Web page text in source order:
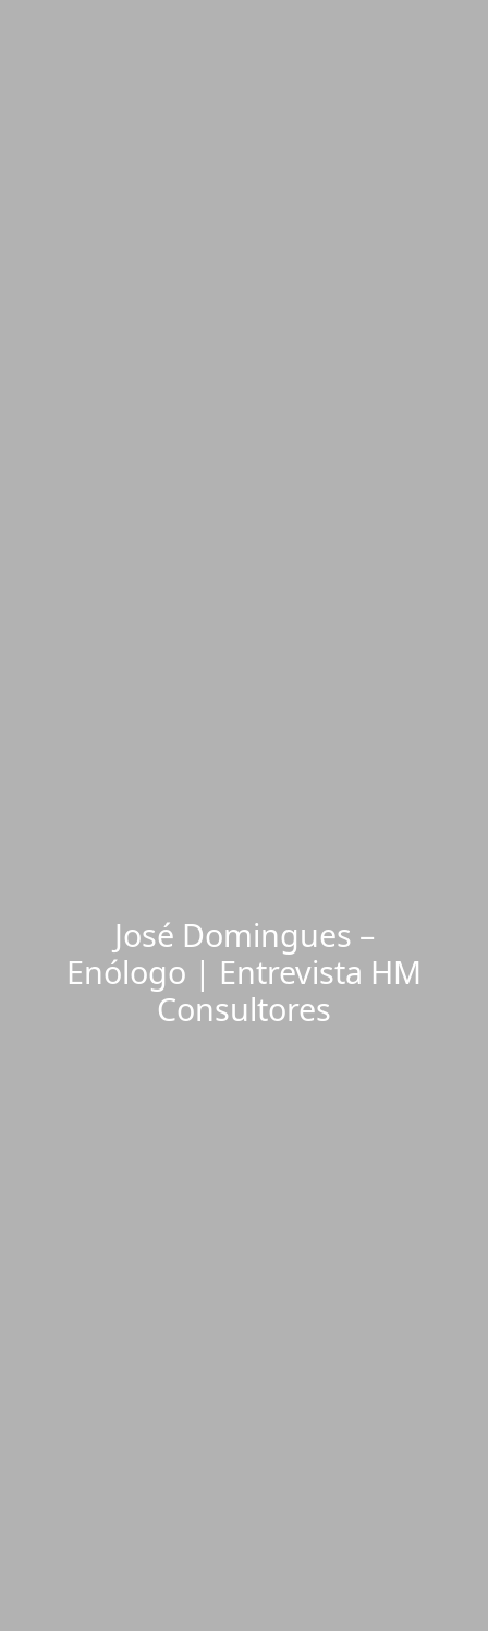
José Domingues –
Enólogo | Entrevista HM
Consultores